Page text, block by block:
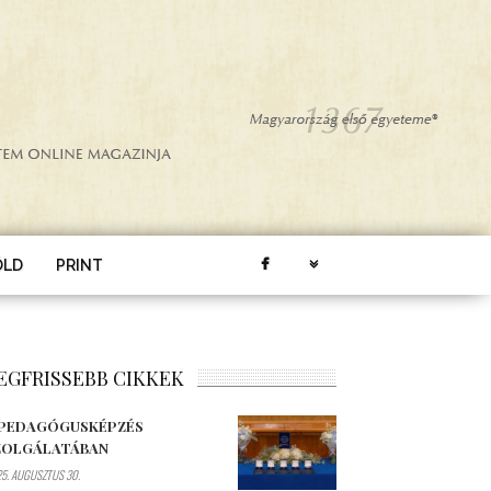
PRINT
CIKKEK
AUGUSZTUS 30.